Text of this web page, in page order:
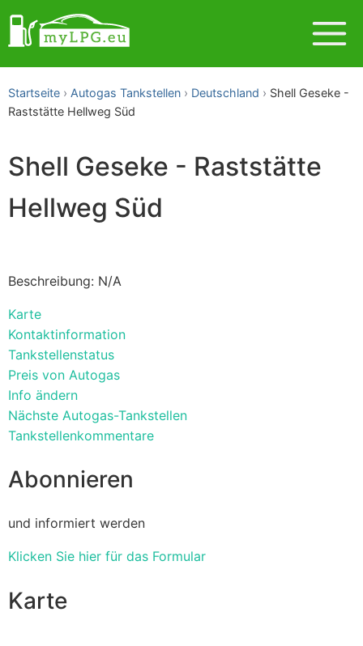
Startseite Autogas Tankstellen Deutschland
Shell Geseke -
Raststätte Hellweg Süd
Shell Geseke - Raststätte
Hellweg Süd
Beschreibung: N/A
Karte
Kontaktinformation
Tankstellenstatus
Preis von Autogas
Info ändern
Nächste Autogas-Tankstellen
Tankstellenkommentare
Abonnieren
und informiert werden
Klicken Sie hier für das Formular
Karte